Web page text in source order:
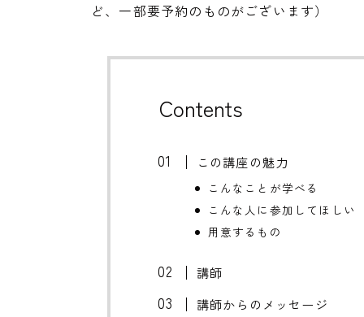
ど、一部要予約のものがございます）
Contents
この講座の魅力
こんなことが学べる
こんな人に参加してほしい
用意するもの
講師
講師からのメッセージ